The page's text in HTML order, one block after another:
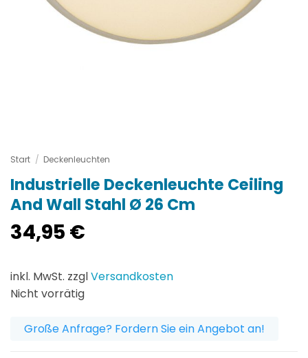
Start / Deckenleuchten
Industrielle Deckenleuchte Ceiling
And Wall Stahl Ø 26 Cm
34,95 €
inkl. MwSt. zzglVersandkosten
Nicht vorrätig
Große Anfrage? Fordern Sie ein Angebot an!